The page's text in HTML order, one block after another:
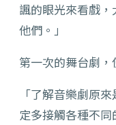
諷的眼光來看戲
他們。」
第一次的舞台劇，
「了解音樂劇原
定多接觸各種不